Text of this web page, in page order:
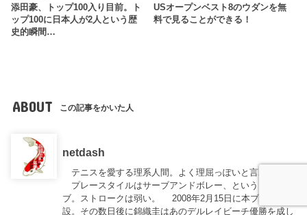
添田豪、トップ100入り目前。ト
ップ100に日本人が2人という歴
史的瞬間…
USオープンベスト8のウダンを無
料で見ることができる！
ABOUT この記事をかいた人
netdash
テニスを愛する理系人間。よく理屈っぽいと言われる。
プレースタイルはサーブアンドボレー、というよりサー
ブ。ストロークは弱い。 2008年2月15日に本ブログを開
設。その数日後に錦織圭はあのデルレイビーチ優勝を成し